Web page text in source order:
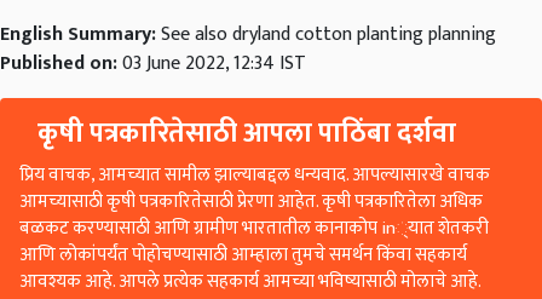
English Summary:See also dryland cotton planting planning
Published on:03 June 2022, 12:34 IST
कृषी पत्रकारितेसाठी आपला पाठिंबा दर्शवा
प्रिय वाचक, आमच्यात सामील झाल्याबद्दल धन्यवाद. आपल्यासारखे वाचक
आमच्यासाठी कृषी पत्रकारितेसाठी प्रेरणा आहेत. कृषी पत्रकारितेला अधिक
बळकट करण्यासाठी आणि ग्रामीण भारतातील कानाकोप in्यात शेतकरी
आणि लोकांपर्यंत पोहोचण्यासाठी आम्हाला तुमचे समर्थन किंवा सहकार्य
आवश्यक आहे. आपले प्रत्येक सहकार्य आमच्या भविष्यासाठी मोलाचे आहे.